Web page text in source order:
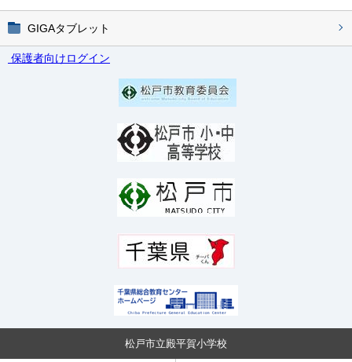
GIGAタブレット
保護者向けログイン
松戸市立殿平賀小学校